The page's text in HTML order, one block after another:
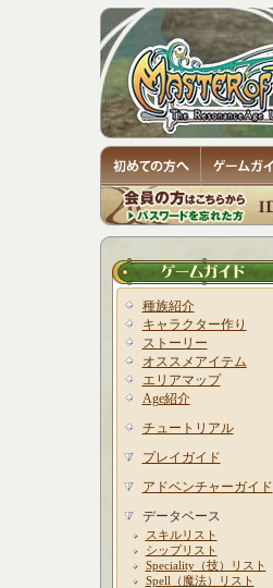
種族紹介
キャラクター作り
ストーリー
オススメアイテム
エリアマップ
Age紹介
チュートリアル
プレイガイド
アドベンチャーガイド
データベース
スキルリスト
シップリスト
Speciality（技）リスト
Spell（魔法）リスト